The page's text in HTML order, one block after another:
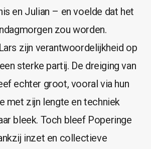
en Julian – en voelde dat het
zou worden.
zijn verantwoordelijkheid op
sterke partij. De dreiging van
echter groot, vooral via hun
met zijn lengte en techniek
bleek. Toch bleef Poperinge
inzet en collectieve